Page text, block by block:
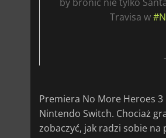
Travisa w
Premiera No More Heroes
Nintendo Switch. Chociaż
zobaczyć, jak radzi sobie na